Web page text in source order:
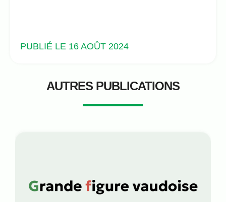
PUBLIÉ LE 16 AOÛT 2024
AUTRES PUBLICATIONS